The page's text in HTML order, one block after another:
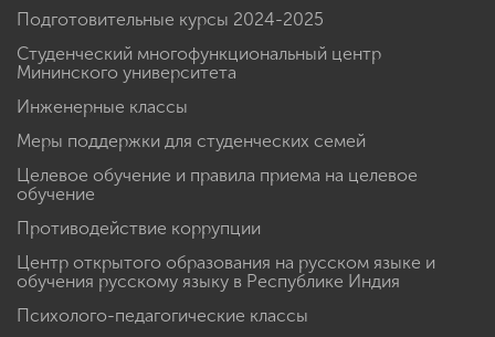
Подготовительные курсы 2024-2025
Студенческий многофункциональный центр
Мининского университета
Инженерные классы
Меры поддержки для студенческих семей
Целевое обучение и правила приема на целевое
обучение
Противодействие коррупции
Центр открытого образования на русском языке и
обучения русскому языку в Республике Индия
Психолого-педагогические классы